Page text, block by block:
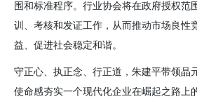
围和标准程序。行业协会将在政府授权范
训、考核和发证工作，从而推动市场良性
益、促进社会稳定和谐。
守正心、执正念、行正道，朱建平带领晶
使命感夯实一个现代化企业在崛起之路上